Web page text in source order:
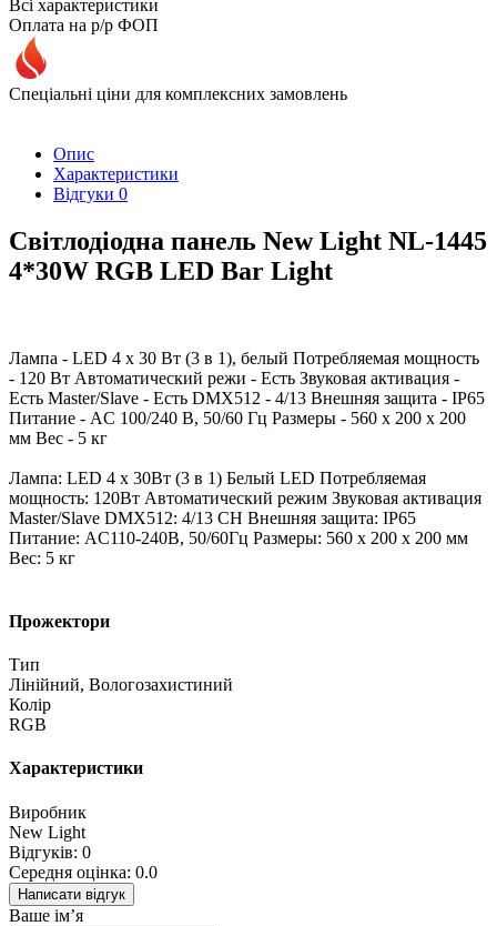
Всі характеристики
Оплата на р/р ФОП
Спеціальні ціни для комплексних замовлень
Опис
Характеристики
Відгуки 0
Світлодіодна панель New Light NL-1445
4*30W RGB LED Bar Light
Лампа - LED 4 x 30 Вт (3 в 1), белый Потребляемая мощность
- 120 Вт Автоматический режи - Есть Звуковая активация -
Есть Master/Slave - Есть DMX512 - 4/13 Внешняя защита - IP65
Питание - AC 100/240 В, 50/60 Гц Размеры - 560 х 200 х 200
мм Вес - 5 кг
Лампа: LED 4 x 30Вт (3 в 1) Белый LED Потребляемая
мощность: 120Вт Автоматический режим Звуковая активация
Master/Slave DMX512: 4/13 CH Внешняя защита: IP65
Питание: AC110-240В, 50/60Гц Размеры: 560 х 200 х 200 мм
Вес: 5 кг
Прожектори
Тип
Лінійний, Вологозахистиний
Колір
RGB
Характеристики
Виробник
New Light
Відгуків: 0
Середня оцінка: 0.0
Написати відгук
Ваше ім’я